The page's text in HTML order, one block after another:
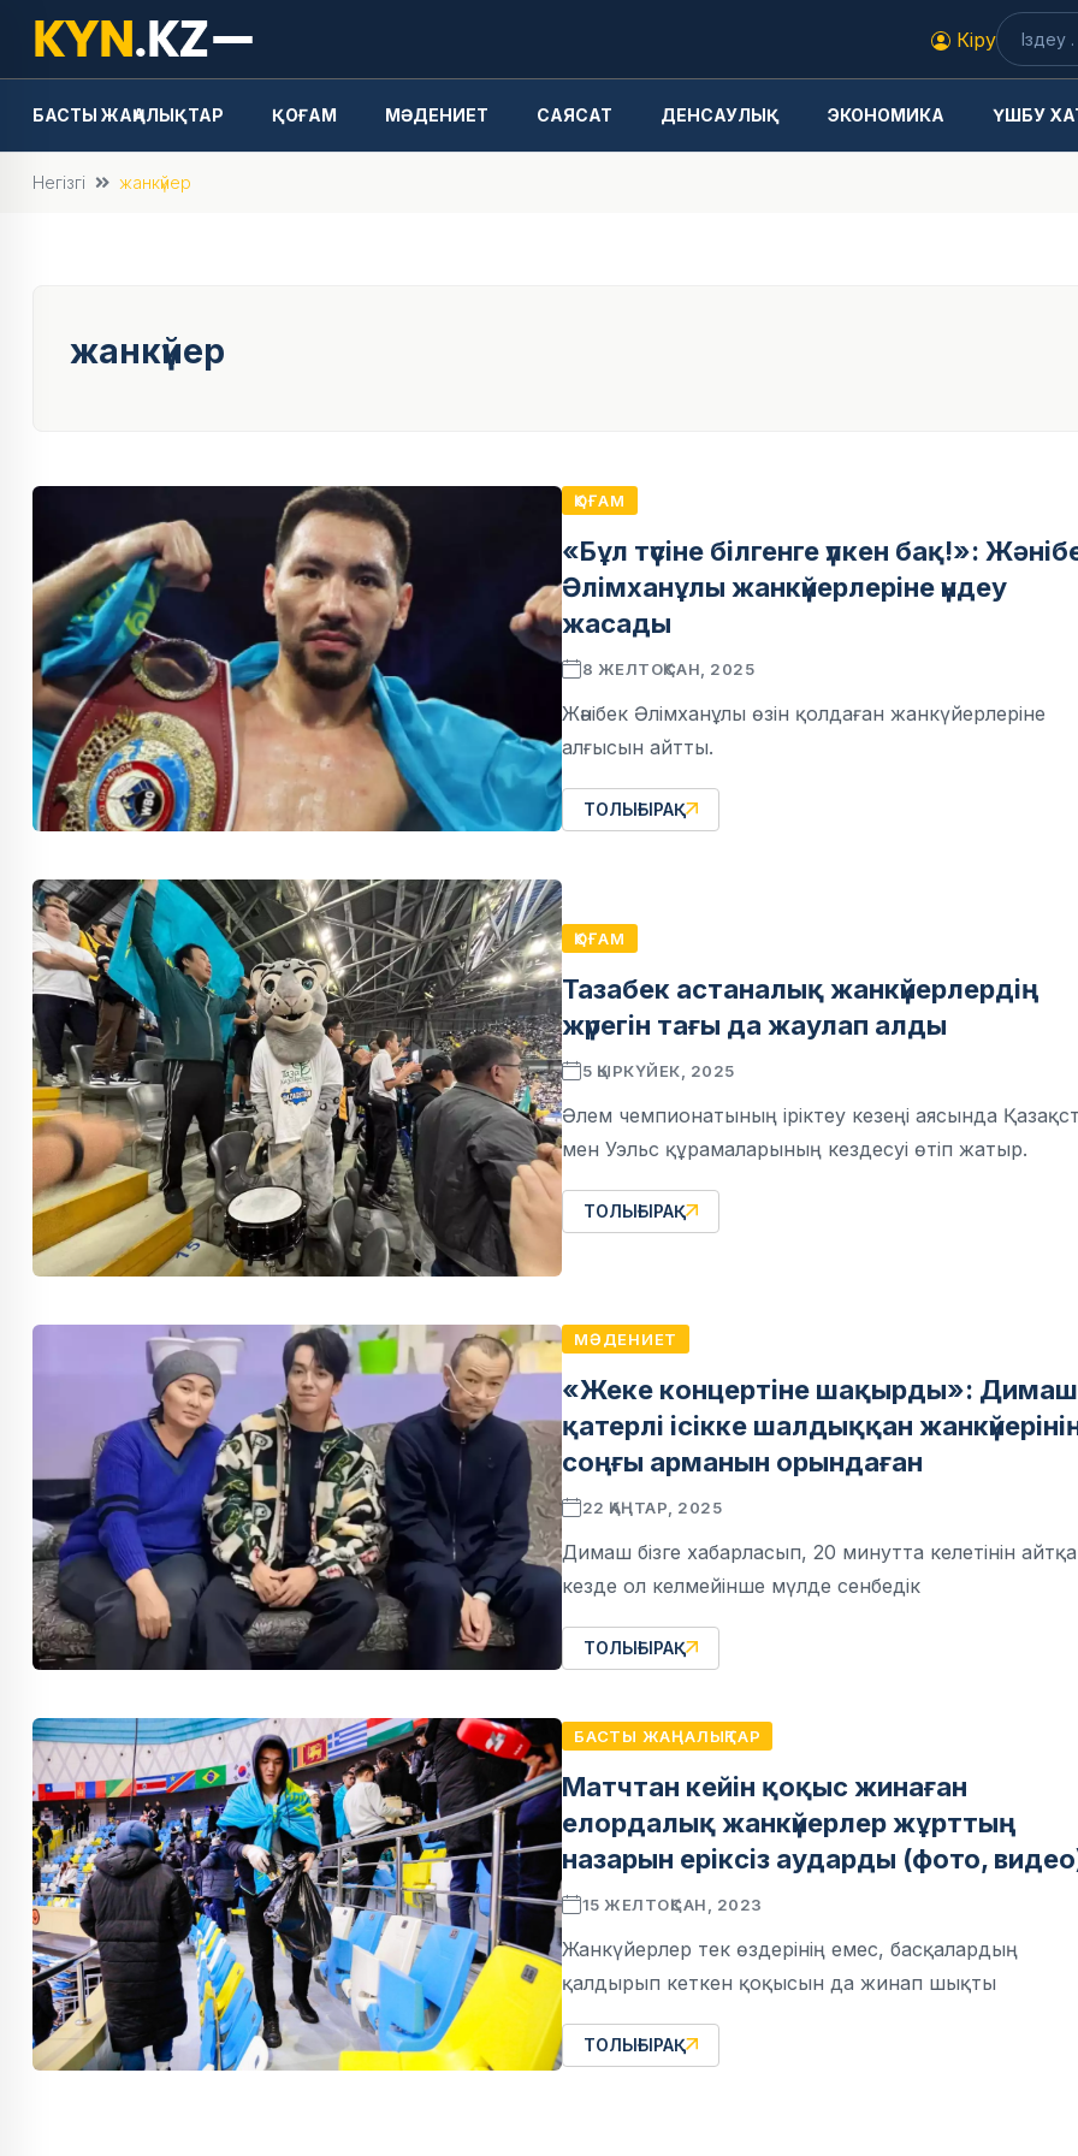
Кіру
БАСТЫ ЖАҢАЛЫҚТАР ҚОҒАМ МӘДЕНИЕТ САЯСАТ ДЕНСАУЛЫҚ ЭКОНОМИКА ҮШБУ
Негізгі жанкүйер
жанкүйер
ҚОҒАМ
«Бұл түсіне білгенге үлкен бақ!»:
Әлімханұлы жанкүйерлеріне үндеу
жасады
8 ЖЕЛТОҚСАН, 2025
Жәнібек Әлімханұлы өзін қолдаған жанкүйерлеріне
алғысын айтты.
ТОЛЫҒЫРАҚ
ҚОҒАМ
Тазабек астаналық жанкүйерлердің
жүрегін тағы да жаулап алды
5 ҚЫРКҮЙЕК, 2025
Әлем чемпионатының іріктеу кезеңі аясында
мен Уэльс құрамаларының кездесуі өтіп жатыр.
ТОЛЫҒЫРАҚ
МӘДЕНИЕТ
«Жеке концертіне шақырды»: Димаш
қатерлі ісікке шалдыққан
соңғы арманын орындаған
22 ҚАҢТАР, 2025
Димаш бізге хабарласып, 20 минутта келетінін
кезде ол келмейінше мүлде сенбедік
ТОЛЫҒЫРАҚ
БАСТЫ ЖАҢАЛЫҚТАР
Матчтан кейін қоқыс жинаған
елордалық жанкүйерлер жұрттың
назарын еріксіз аударды (фото,
15 ЖЕЛТОҚСАН, 2023
Жанкүйерлер тек өздерінің емес, басқалардың
қалдырып кеткен қоқысын да жинап шықты
ТОЛЫҒЫРАҚ